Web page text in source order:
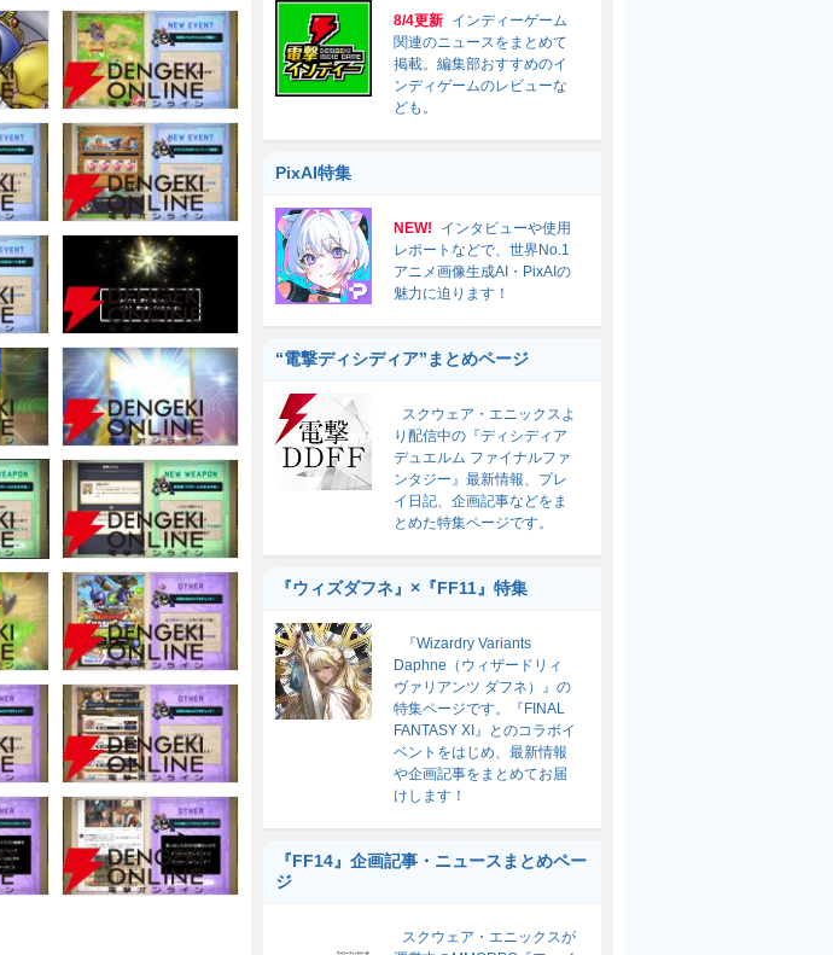
8/4更新 インディーゲーム
関連のニュースをまとめて
掲載。編集部おすすめのイ
ンディゲームのレビューな
ども。
PixAI特集
NEW!
インタビューや使用
レポートなどで、世界No.1
アニメ画像生成AI・PixAIの
魅力に迫ります！
“電撃ディシディア”まとめページ
スクウェア・エニックスよ
り配信中の『ディシディア
デュエルム ファイナルファ
ンタジー』最新情報、プレ
イ日記、企画記事などをま
とめた特集ページです。
『ウィズダフネ』×『FF11』特集
『Wizardry Variants
Daphne（ウィザードリィ
ヴァリアンツ ダフネ）』の
特集ページです。『FINAL
FANTASY XI』とのコラボイ
ベントをはじめ、最新情報
や企画記事をまとめてお届
けします！
『FF14』企画記事・ニュースまとめペー
ジ
スクウェア・エニックスが